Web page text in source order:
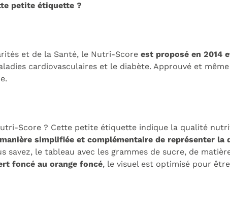
petite étiquette ?
et de la Santé, le Nutri-Score est proposé en 2014
cardiovasculaires et le diabète. Approuvé et même
Score ? Cette petite étiquette indique la qualité
simplifiée et complémentaire de représenter
le tableau avec les grammes de sucre, de
foncé au orange foncé, le visuel est optimisé pour être